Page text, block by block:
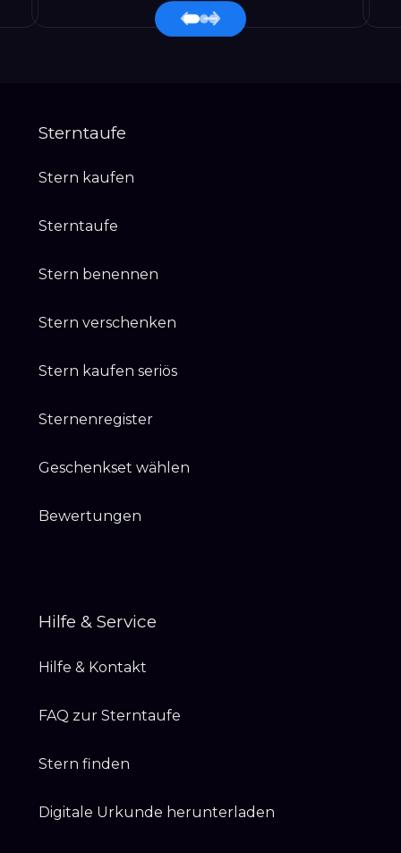
Sterntaufe
Stern kaufen
Sterntaufe
Stern benennen
Stern verschenken
Stern kaufen seriös
Sternenregister
Geschenkset wählen
Bewertungen
Hilfe & Service
Hilfe & Kontakt
FAQ zur Sterntaufe
Stern finden
Digitale Urkunde herunterladen